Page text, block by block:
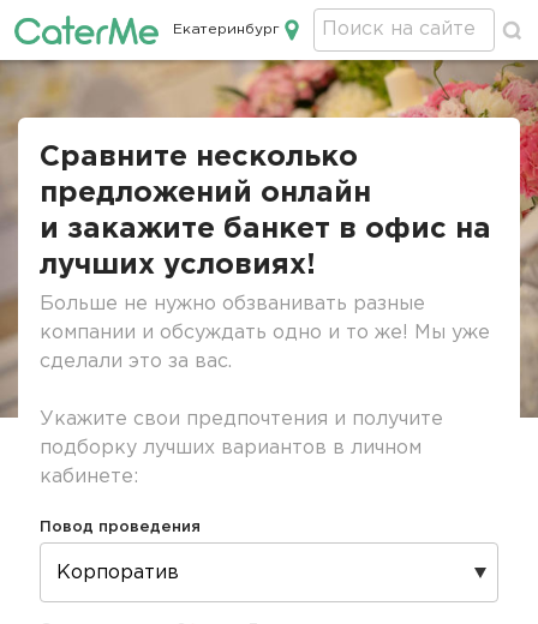
Кейтеринг в Екатеринбурге
Екатеринбург
Строка
Сравните несколько
предложений онлайн
и закажите банкет в офис на
лучших условиях!
Больше не нужно обзванивать разные
компании и обсуждать одно и то же! Мы уже
сделали это за вас.
Укажите свои предпочтения и получите
подборку лучших вариантов в личном
кабинете:
Повод проведения